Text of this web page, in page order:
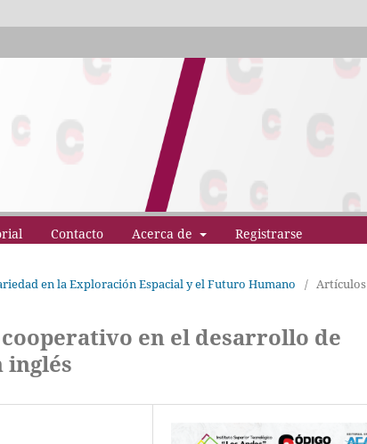
Contacto Acerca de Registrarse
en la Exploración Espacial y el Futuro Humano / Artículos
en el desarrollo de
inglés